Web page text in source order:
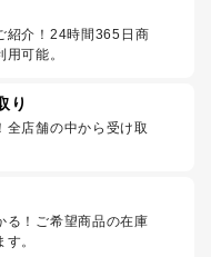
紹介！24時間365日商
可能。
り
全店舗の中から受け取
る！ご希望商品の在庫
。